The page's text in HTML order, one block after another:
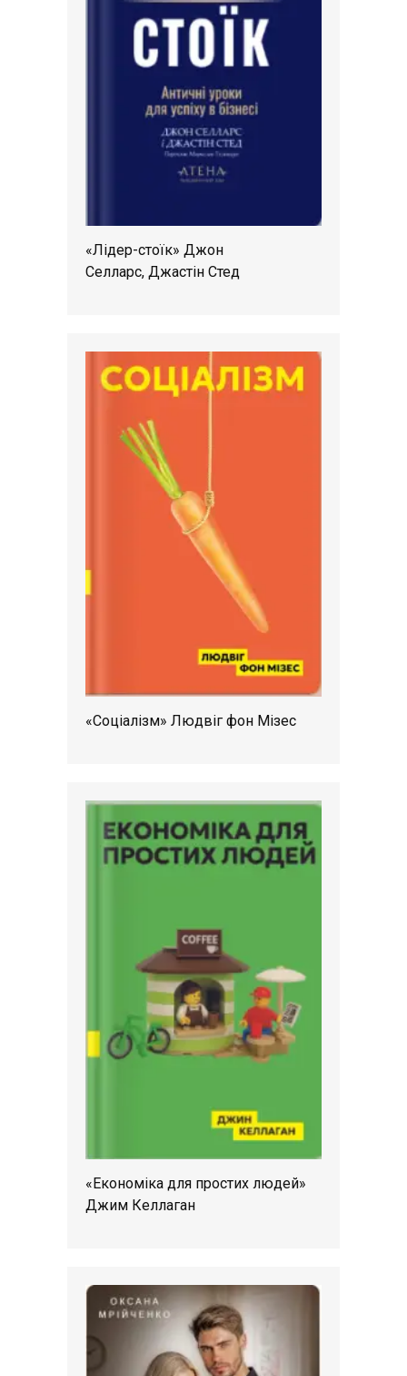
«Лідер-стоїк» Джон
Селларс, Джастін Стед
«Соціалізм» Людвіг фон Мізес
«Економіка для простих людей»
Джим Келлаган